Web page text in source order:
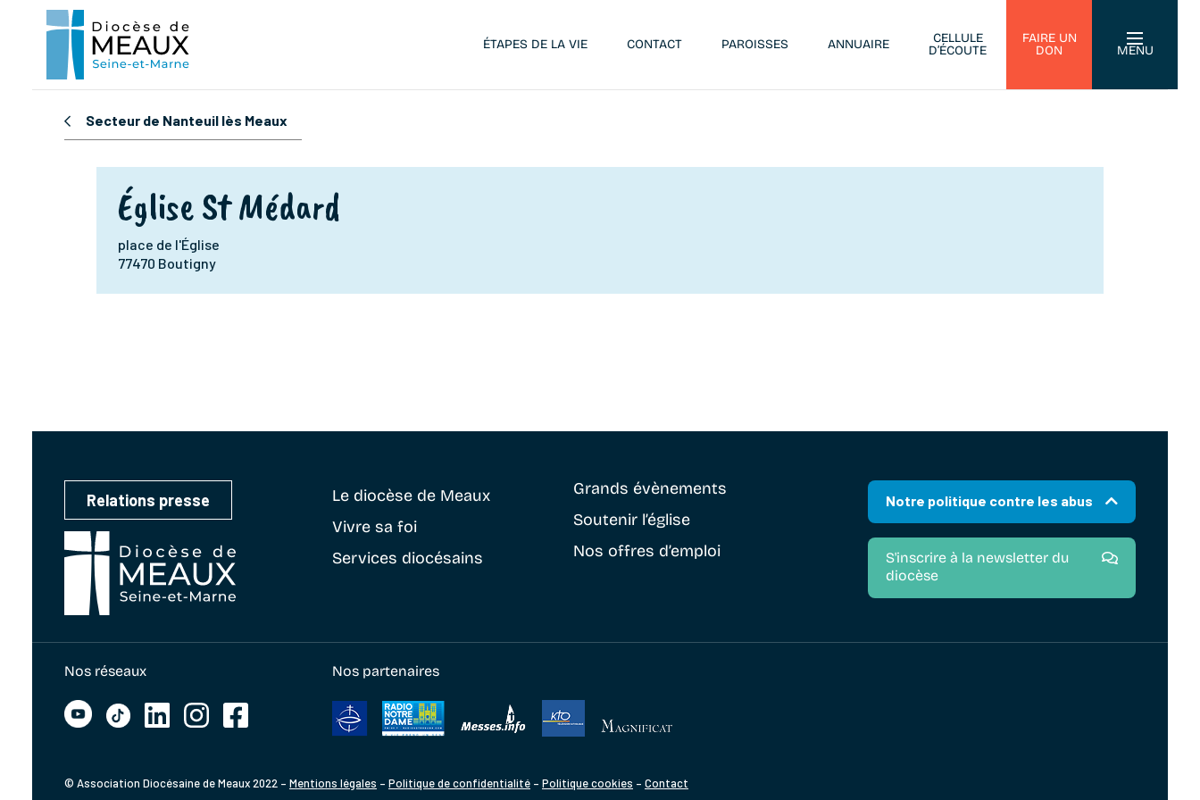
ÉTAPES DE LA VIE CONTACT PAROISSES ANNUAIRE
CELLULE
D’ÉCOUTE
FAIRE UN
DON
MENU
Secteur de Nanteuil lès Meaux
Église St Médard
place de l'Église
77470 Boutigny
Relations presse Le diocèse de Meaux
Vivre sa foi
Services diocésains
Grands évènements
Soutenir l’église
Nos offres d’emploi
Notre politique contre les abus
S'inscrire à la newsletter du
diocèse
Nos réseaux Nos partenaires
© Association Diocésaine de Meaux 2022 – Mentions légales – Politique de confidentialité – Politique cookies – Contact